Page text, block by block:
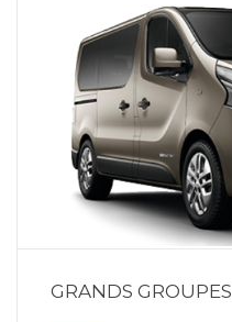
GRANDS GROUPES